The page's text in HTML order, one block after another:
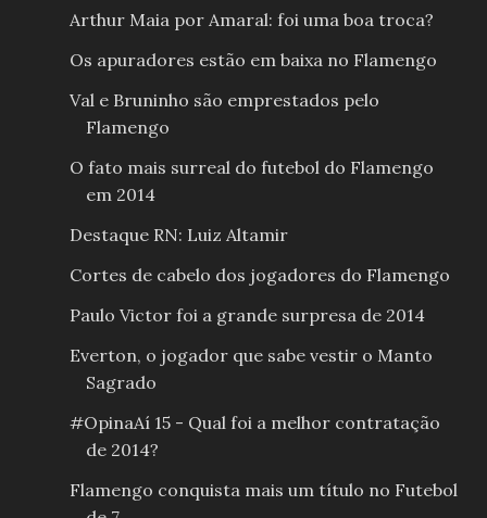
Arthur Maia por Amaral: foi uma boa troca?
Os apuradores estão em baixa no Flamengo
Val e Bruninho são emprestados pelo
Flamengo
O fato mais surreal do futebol do Flamengo
em 2014
Destaque RN: Luiz Altamir
Cortes de cabelo dos jogadores do Flamengo
Paulo Victor foi a grande surpresa de 2014
Everton, o jogador que sabe vestir o Manto
Sagrado
#OpinaAí 15 - Qual foi a melhor contratação
de 2014?
Flamengo conquista mais um título no Futebol